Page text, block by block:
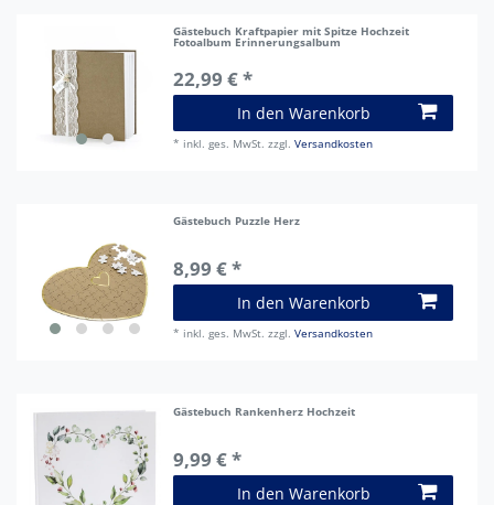
Gästebuch Kraftpapier mit Spitze Hochzeit
Fotoalbum Erinnerungsalbum
22,99 € *
In den Warenkorb
* inkl. ges. MwSt. zzgl.Versandkosten
Gästebuch Puzzle Herz
8,99 € *
In den Warenkorb
* inkl. ges. MwSt. zzgl.Versandkosten
Gästebuch Rankenherz Hochzeit
9,99 € *
In den Warenkorb